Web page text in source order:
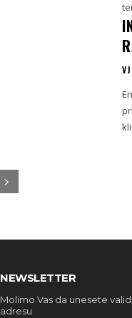
NEWSLETTER
Molimo Vas da unesete
adresu